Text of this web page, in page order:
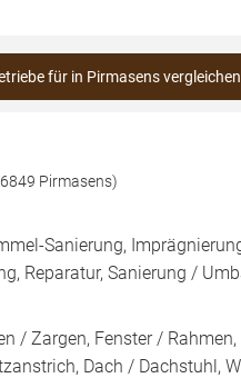
für in Pirmasens vergleichen
Pirmasens)
Sanierung,
Reparatur, Sanierung /
/ Zargen, Fenster /
Dach / Dachstuhl,